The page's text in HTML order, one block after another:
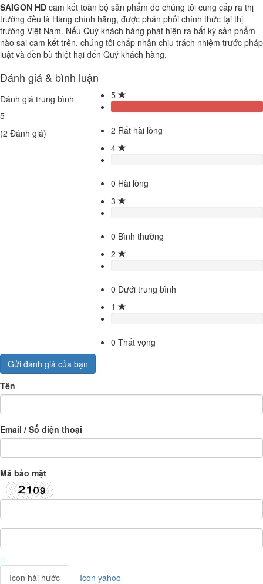
SAIGON HD cam kết toàn bộ sản phẩm do chúng tôi cung cấp ra thị
trường đều là Hàng chính hãng, được phân phối chính thức tại thị
trường Việt Nam. Nếu Quý khách hàng phát hiện ra bất kỳ sản phẩm
nào sai cam kết trên, chúng tôi chấp nhận chịu trách nhiệm trước pháp
luật và đền bù thiệt hại đến Quý khách hàng.
Đánh giá & bình luận
Đánh giá trung bình
5
(2 Đánh giá)
5
2 Rất hài lòng
4
0 Hài lòng
3
0 Bình thường
2
0 Dưới trung bình
1
0 Thất vọng
Gửi đánh giá của bạn
Tên
Email / Số điện thoại
Mã bảo mật
Icon hài hước Icon yahoo